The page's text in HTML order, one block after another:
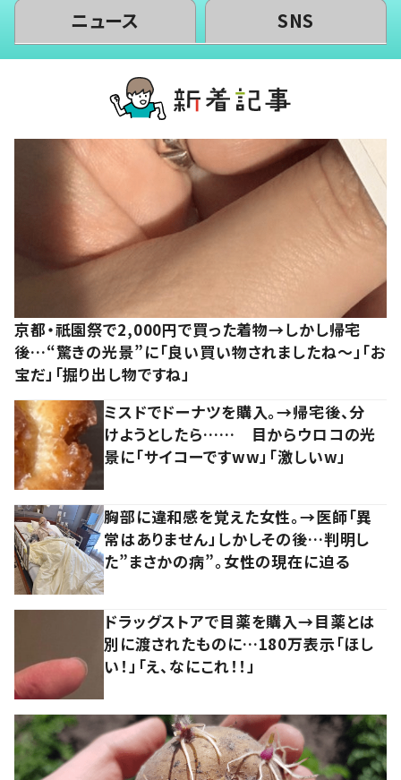
ニュース SNS
京都・祇園祭で2,000円で買った着物→しかし帰宅
後…“驚きの光景”に「良い買い物されましたね～」「お
宝だ」「掘り出し物ですね」
ミスドでドーナツを購入。→帰宅後、分
けようとしたら…… 目からウロコの光
景に「サイコーですww」「激しいw」
胸部に違和感を覚えた女性。→医師「異
常はありません」しかしその後…判明し
た”まさかの病”。女性の現在に迫る
ドラッグストアで目薬を購入→目薬とは
別に渡されたものに…180万表示「ほし
い！」「え、なにこれ！！」